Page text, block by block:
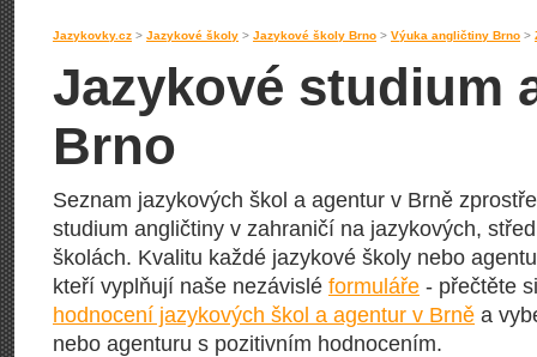
Jazykovky.cz > Jazykové školy > Jazykové školy Brno > Výuka angličtiny Brno >
Jazykové studium
Brno
Seznam jazykových škol a agentur v Brně
studium angličtiny v zahraničí na jazykových,
školách. Kvalitu každé jazykové školy nebo
kteří vyplňují naše nezávislé formuláře - přečtěte
hodnocení jazykových škol a agentur v Brně a
nebo agenturu s pozitivním hodnocením.